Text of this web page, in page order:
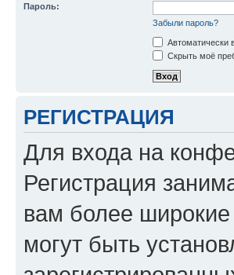
Пароль:
Забыли пароль?
Автоматически
Скрыть моё
РЕГИСТРАЦИЯ
Для входа на
Регистрация
вам более
могут быть